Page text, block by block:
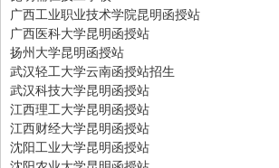
广西工业职业技术学院昆明函授站
广西医科大学昆明函授站
扬州大学昆明函授站
武汉轻工大学云南函授站招生
武汉科技大学昆明函授站
江西理工大学昆明函授站
江西财经大学昆明函授站
沈阳工业大学昆明函授站